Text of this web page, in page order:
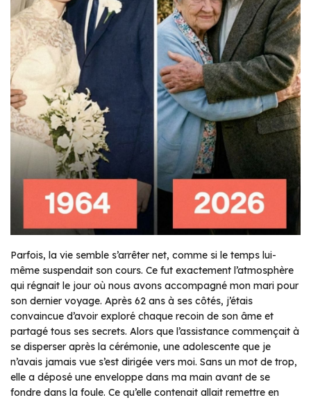
Parfois, la vie semble s’arrêter net, comme si le temps lui-
même suspendait son cours. Ce fut exactement l’atmosphère
qui régnait le jour où nous avons accompagné mon mari pour
son dernier voyage. Après 62 ans à ses côtés, j’étais
convaincue d’avoir exploré chaque recoin de son âme et
partagé tous ses secrets. Alors que l’assistance commençait à
se disperser après la cérémonie, une adolescente que je
n’avais jamais vue s’est dirigée vers moi. Sans un mot de trop,
elle a déposé une enveloppe dans ma main avant de se
fondre dans la foule. Ce qu’elle contenait allait remettre en